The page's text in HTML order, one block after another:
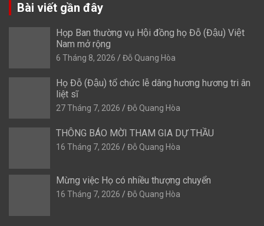
Bài viết gần đây
Họp Ban thường vụ Hội đồng họ Đỗ (Đậu) Việt
Nam mở rộng
6 Tháng 8, 2026 Đỗ Quang Hòa
Họ Đỗ (Đậu) tổ chức lễ dâng hương hương tri ân
liệt sĩ
27 Tháng 7, 2026 Đỗ Quang Hòa
THÔNG BÁO MỜI THAM GIA DỰ THẦU
16 Tháng 7, 2026 Đỗ Quang Hòa
Mừng việc Họ có nhiều thượng chuyển
16 Tháng 7, 2026 Đỗ Quang Hòa